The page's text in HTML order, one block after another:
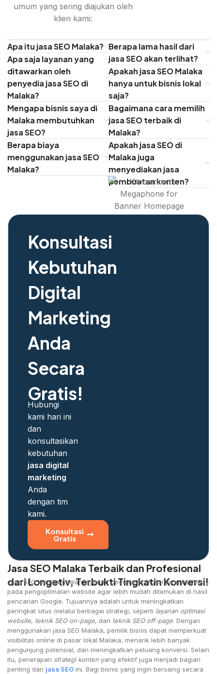
umum yang sering diajukan oleh
klien kami:
Apa itu jasa SEO Malaka?
Apa saja layanan yang
ditawarkan oleh
penyedia jasa SEO di
Malaka?
Mengapa bisnis saya di
Malaka membutuhkan
jasa SEO?
Berapa biaya
menggunakan jasa SEO
Malaka?
Berapa lama hasil dari
jasa SEO akan terlihat?
Apakah jasa SEO Malaka
hanya untuk bisnis lokal
saja?
Bagaimana cara memilih
jasa SEO terbaik di
Malaka?
Apakah jasa SEO di
Malaka juga
menyediakan jasa
pembuatan konten?
Konsultasi
Kebutuhan
Digital
Marketing
Anda
Secara
Gratis!
Hubungi
kami hari ini
dan
konsultasikan
kebutuhan
jasa digital
marketing
Anda
dengan tim
kami.
Konsultasi
Gratis
Jasa SEO Malaka Terbaik dan Profesional
dari Longetiv, Terbukti Tingkatin Konversi!
Jasa SEO Malaka adalah layananpemasaran digitalyang berfokus
pada pengoptimalan website agar lebih mudah ditemukan di hasil
pencarian Google. Tujuannya adalah untuk meningkatkan
peringkat situs melalui berbagai strategi, seperti layanan optimasi
website, teknik SEO on-page, dan teknik SEO off-page. Dengan
menggunakan jasa SEO Malaka, pemilik bisnis dapat memperkuat
visibilitas online di pasar lokal Malaka, menarik lebih banyak
pengunjung potensial, dan meningkatkan peluang konversi. Selain
itu, penerapan strategi konten yang efektif juga menjadi bagian
penting dari jasa SEO ini. Bagi bisnis yang ingin bersaing secara